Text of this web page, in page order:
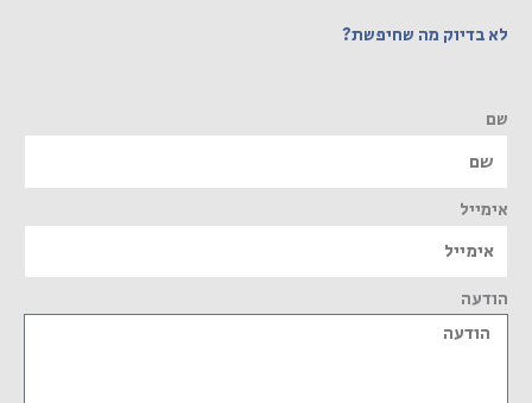
לא בדיוק מה שחיפשת?
שם
אימייל
הודעה